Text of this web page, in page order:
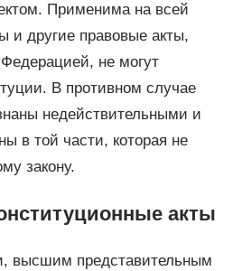
Применима на всей
и другие правовые акты,
не могут
В противном случае
недействительными и
в той части, которая не
закону.
акты
высшим представительным